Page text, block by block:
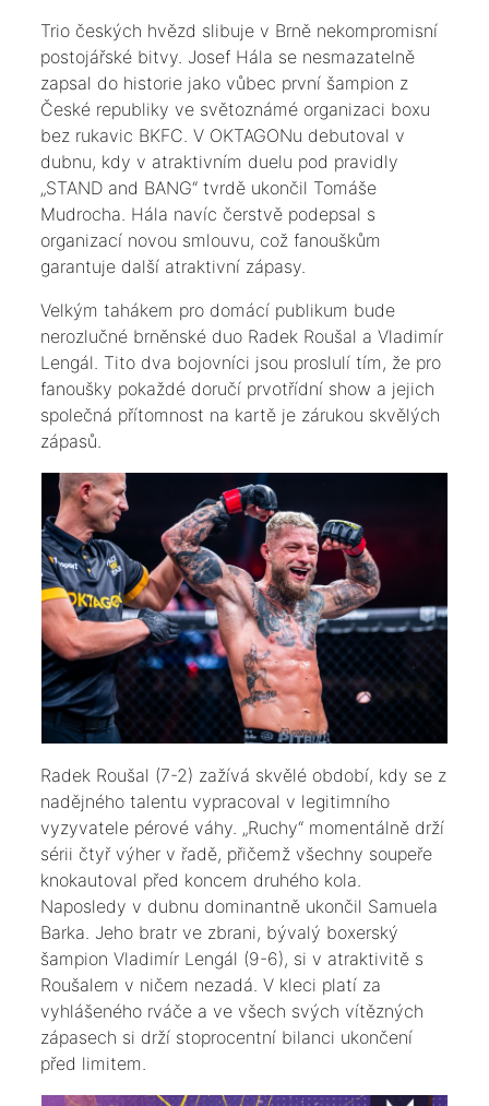
Trio českých hvězd slibuje v Brně nekompromisní
postojářské bitvy. Josef Hála se nesmazatelně
zapsal do historie jako vůbec první šampion z
České republiky ve světoznámé organizaci boxu
bez rukavic BKFC. V OKTAGONu debutoval v
dubnu, kdy v atraktivním duelu pod pravidly
„STAND and BANG“ tvrdě ukončil Tomáše
Mudrocha. Hála navíc čerstvě podepsal s
organizací novou smlouvu, což fanouškům
garantuje další atraktivní zápasy.
Velkým tahákem pro domácí publikum bude
nerozlučné brněnské duo Radek Roušal a Vladimír
Lengál. Tito dva bojovníci jsou proslulí tím, že pro
fanoušky pokaždé doručí prvotřídní show a jejich
společná přítomnost na kartě je zárukou skvělých
zápasů.
Radek Roušal (7-2) zažívá skvělé období, kdy se z
nadějného talentu vypracoval v legitimního
vyzyvatele pérové váhy. „Ruchy“ momentálně drží
sérii čtyř výher v řadě, přičemž všechny soupeře
knokautoval před koncem druhého kola.
Naposledy v dubnu dominantně ukončil Samuela
Barka. Jeho bratr ve zbrani, bývalý boxerský
šampion Vladimír Lengál (9-6), si v atraktivitě s
Roušalem v ničem nezadá. V kleci platí za
vyhlášeného rváče a ve všech svých vítězných
zápasech si drží stoprocentní bilanci ukončení
před limitem.